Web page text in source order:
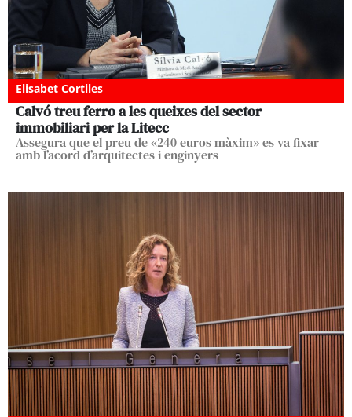
Elisabet Cortiles
Calvó treu ferro a les queixes del sector
immobiliari per la Litecc
Assegura que el preu de «240 euros màxim» es va fixar
amb l’acord d’arquitectes i enginyers